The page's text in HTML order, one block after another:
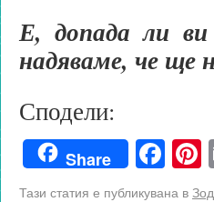
Е, допада ли
надяваме, че ще
Сподели:
Share
Тази статия е публикувана в